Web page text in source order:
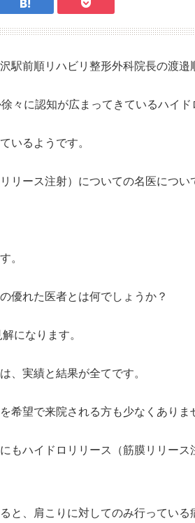
駅前順リハビリ整形外科院長の渡邉
々に認知が広まってきているハイド
いるようです。
リース注射）についての名医につい
。
優れた医者とは何でしょうか？
になります。
、実績と結果が全てです。
希望で来院される方も少なくありま
もハイドロリリース（筋膜リリー
と、肩こりに対してのみ行っている